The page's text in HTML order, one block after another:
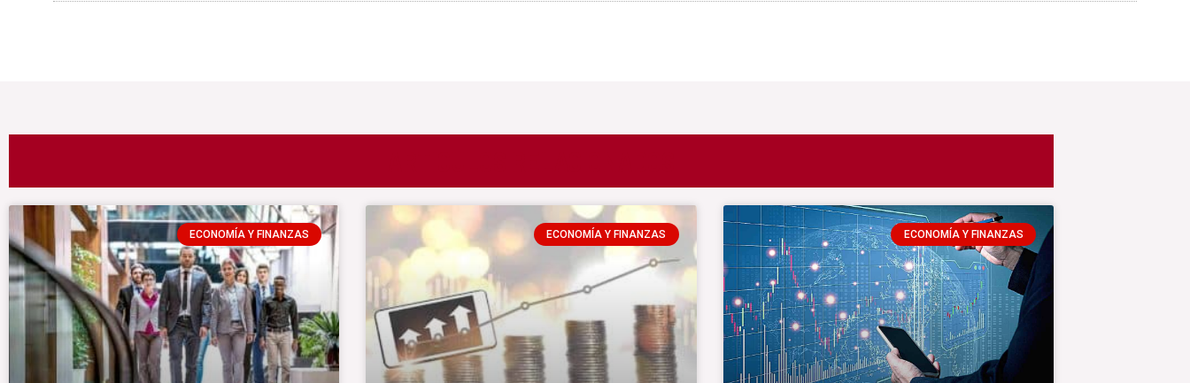
ECONOMÍA Y FINANZAS ECONOMÍA Y FINANZAS ECONOMÍA Y FINANZAS